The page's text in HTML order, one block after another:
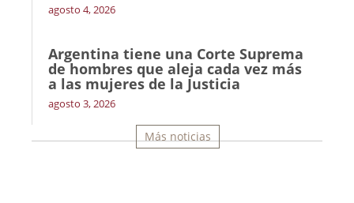
agosto 4, 2026
Argentina tiene una Corte Suprema
de hombres que aleja cada vez más
a las mujeres de la Justicia
agosto 3, 2026
Más noticias